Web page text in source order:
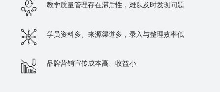
教学质量管理存在滞后性，难以及时发现问题
学员资料多、来源渠道多，录入与整理效率低
品牌营销宣传成本高、收益小